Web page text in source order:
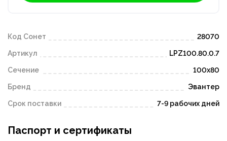
Код Сонет 28070
Артикул LPZ100.80.0.7
Сечение 100x80
Бренд Эвантер
Срок поставки 7-9 рабочих дней
Паспорт и сертификаты